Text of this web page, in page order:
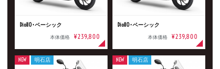
Dio110･ベーシック
本体価格 ¥239,800
Dio110･ベーシック
本体価格 ¥239,800
NEW 明石店 NEW 明石店
新車 中古車